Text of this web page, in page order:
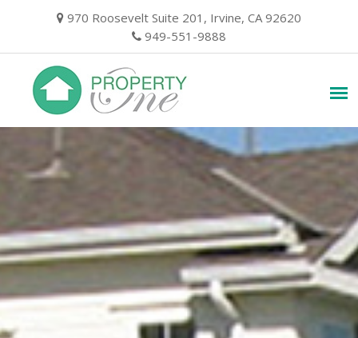
970 Roosevelt Suite 201, Irvine, CA 92620
949-551-9888